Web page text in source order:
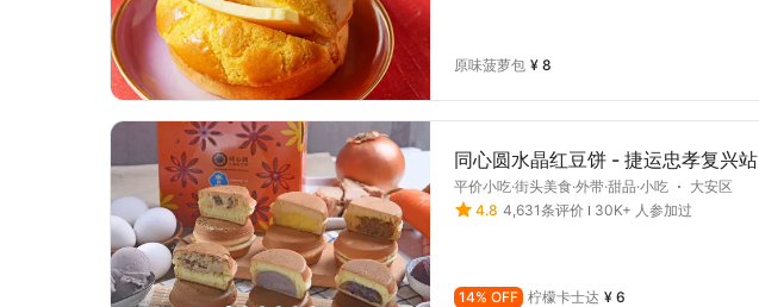
原味菠萝包 ¥ 8
同心圆水晶红豆饼 - 捷运忠孝复兴站
平价小吃·街头美食·外带·甜品·小吃
大安区
4.8 4,631条评价 30K+ 人参加过
14% OFF 柠檬卡士达 ¥ 6